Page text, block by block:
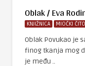
Oblak / Eva
KNJIŽNICA MIOČKI
Oblak Povukao je
finog tkanja mog
je među ..